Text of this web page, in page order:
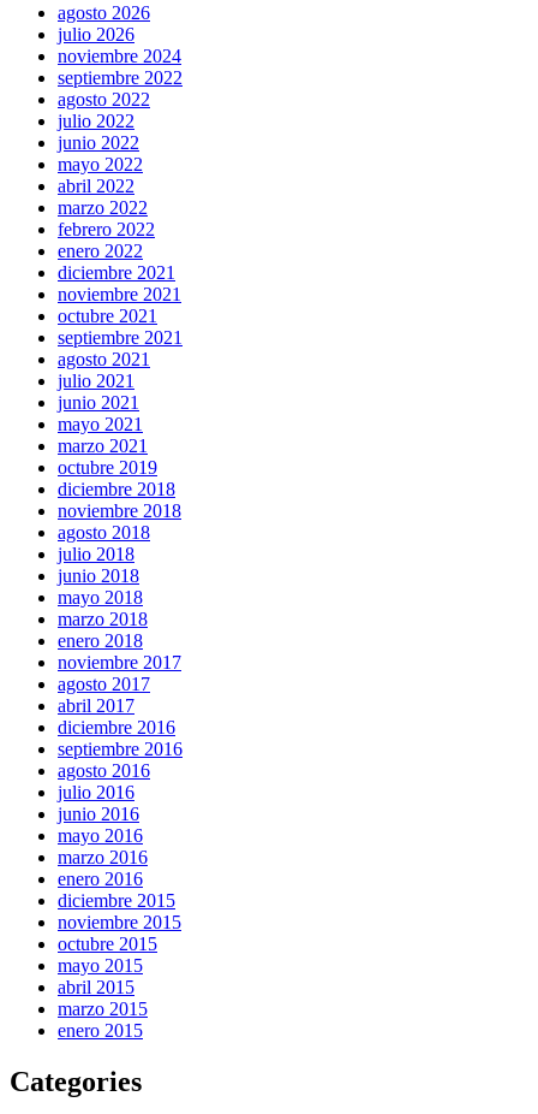
agosto 2026
julio 2026
noviembre 2024
septiembre 2022
agosto 2022
julio 2022
junio 2022
mayo 2022
abril 2022
marzo 2022
febrero 2022
enero 2022
diciembre 2021
noviembre 2021
octubre 2021
septiembre 2021
agosto 2021
julio 2021
junio 2021
mayo 2021
marzo 2021
octubre 2019
diciembre 2018
noviembre 2018
agosto 2018
julio 2018
junio 2018
mayo 2018
marzo 2018
enero 2018
noviembre 2017
agosto 2017
abril 2017
diciembre 2016
septiembre 2016
agosto 2016
julio 2016
junio 2016
mayo 2016
marzo 2016
enero 2016
diciembre 2015
noviembre 2015
octubre 2015
mayo 2015
abril 2015
marzo 2015
enero 2015
Categories